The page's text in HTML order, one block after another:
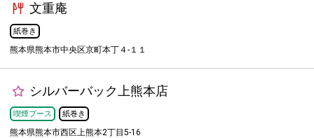
文重庵
紙巻き
熊本県熊本市中央区京町本丁４-１１
シルバーバック上熊本店
喫煙ブース 紙巻き
熊本県熊本市西区上熊本2丁目5-16